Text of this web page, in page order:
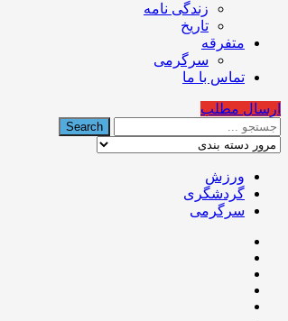
زندگی نامه
تاریخ
متفرقه
سرگرمی
تماس با ما
ارسال مطلب
ورزش
گردشگری
سرگرمی